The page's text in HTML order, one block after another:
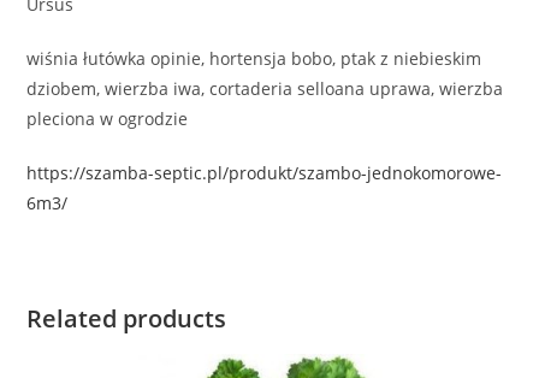
wiśnia łutówka opinie, hortensja bobo, ptak z niebieskim
dziobem, wierzba iwa, cortaderia selloana uprawa, wierzba
pleciona w ogrodzie
https://szamba-septic.pl/produkt/szambo-jednokomorowe-
6m3/
Related products